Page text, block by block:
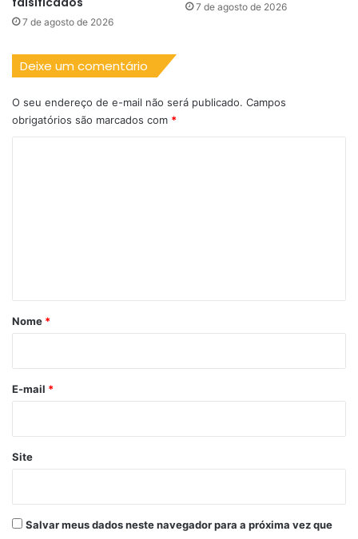
7 de agosto de 2026
7 de agosto de 2026
Deixe um comentário
O seu endereço de e-mail não será publicado. Campos
obrigatórios são marcados com *
r
*
Nome *
E-mail *
Site
Salvar meus dados neste navegador para a próxima vez que